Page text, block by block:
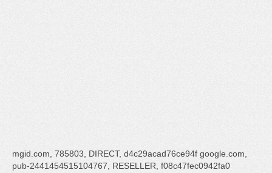
mgid.com, 785803, DIRECT, d4c29acad76ce94f google.com,
pub-2441454515104767, RESELLER, f08c47fec0942fa0